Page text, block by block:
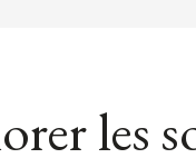
les